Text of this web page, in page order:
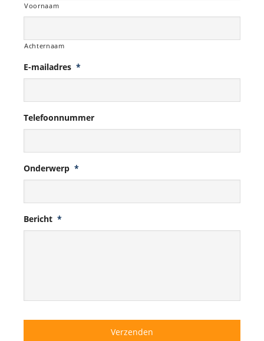
Voornaam
Achternaam
E-mailadres *
Telefoonnummer
Onderwerp *
Bericht *